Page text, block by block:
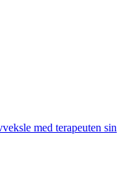
med terapeuten sin